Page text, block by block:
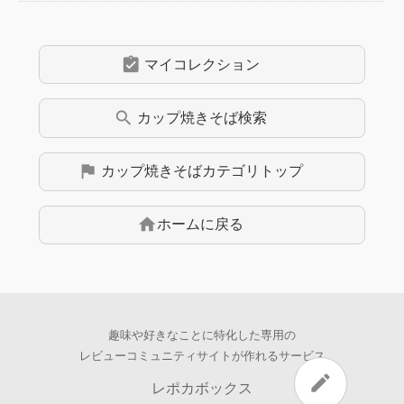
edit
assignment_turned_in マイコレクション
search カップ焼きそば検索
flag カップ焼きそばカテゴリトップ
homeホームに戻る
趣味や好きなことに特化した専用の
レビューコミュニティサイトが作れるサービス
レポカボックス